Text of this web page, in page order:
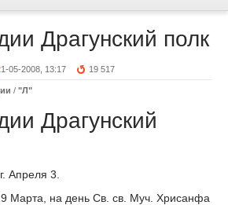
Драгунский полк
05-2008, 13:17 19 517
/ "Л"
Драгунский
Апреля 3.
Марта, на день Св. св. Муч. Хрисанфа